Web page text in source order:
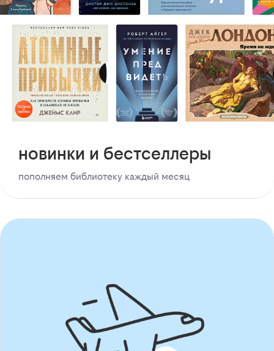
новинки и бестселлеры
пополняем библиотеку каждый месяц